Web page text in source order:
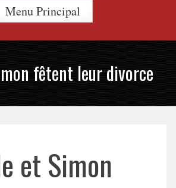
Menu Principal
fêtent leur divorce
et Simon